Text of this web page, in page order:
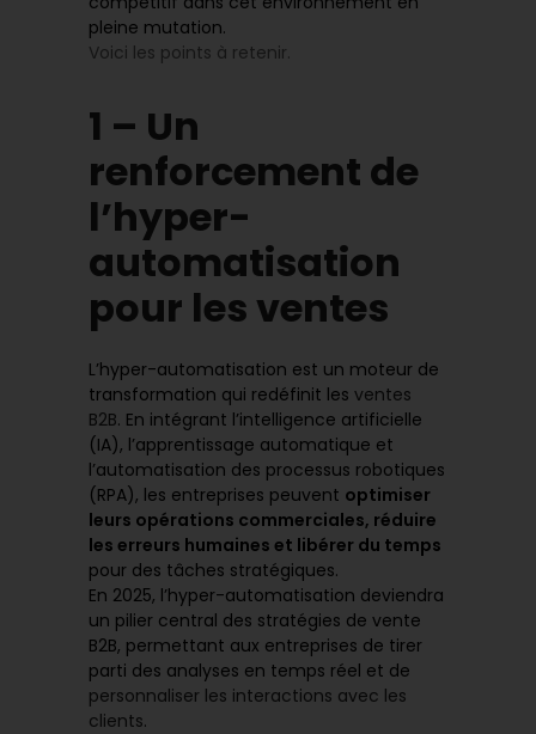
pleine mutation.
Voici les points à retenir.
1 – Un
renforcement de
l’hyper-
automatisation
pour les ventes
L’hyper-automatisation est un moteur de
transformation qui redéfinit les ventes
B2B. En intégrant l’intelligence artificielle
(IA), l’apprentissage automatique et
l’automatisation des processus robotiques
(RPA), les entreprises peuvent optimiser
leurs opérations commerciales, réduire
les erreurs humaines et libérer du temps
pour des tâches stratégiques.
En 2025, l’hyper-automatisation deviendra
un pilier central des stratégies de vente
B2B, permettant aux entreprises de tirer
parti des analyses en temps réel et de
personnaliser les interactions avec les
clients.